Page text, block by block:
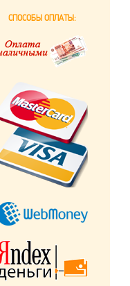
СПОСОБЫ ОПЛАТЫ: